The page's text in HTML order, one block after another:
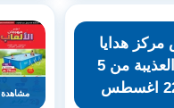
هدايا
التنين العذيبة من 5